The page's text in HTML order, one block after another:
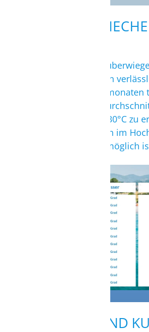
KLIMA IN
In Griechenland herrscht
Klima und bietet durch den
vor allem in den Sommermonaten
In diesen Monaten sind
Temperaturen von 25 bis 30°C zu
Kite- und Wind/Wingsurfen im
Shorty oder Lyrca immer möglich
FREIZEIT UND